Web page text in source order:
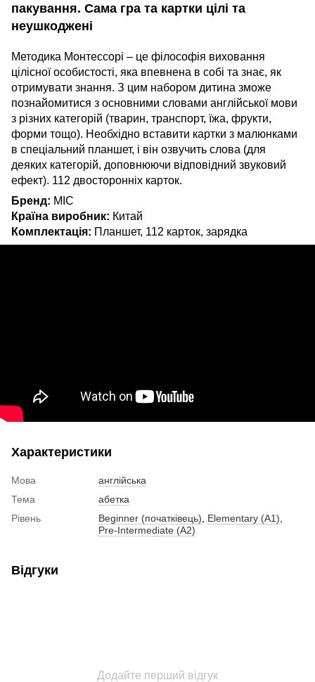
пакування. Сама гра та картки цілі та
неушкоджені
Методика Монтессорі – це філософія виховання
цілісної особистості, яка впевнена в собі та знає, як
отримувати знання. З цим набором дитина зможе
познайомитися з основними словами англійської мови
з різних категорій (тварин, транспорт, їжа, фрукти,
форми тощо). Необхідно вставити картки з малюнками
в спеціальний планшет, і він озвучить слова (для
деяких категорій, доповнюючи відповідний звуковий
ефект). 112 двосторонніх карток.
Бренд: MIC
Країна виробник: Китай
Комплектація: Планшет, 112 карток, зарядка
Характеристики
Мова
англійська
Тема
абетка
Рівень
Beginner (початківець) Elementary (A1)
Pre-Intermediate (A2)
Відгуки
Додайте перший відгук